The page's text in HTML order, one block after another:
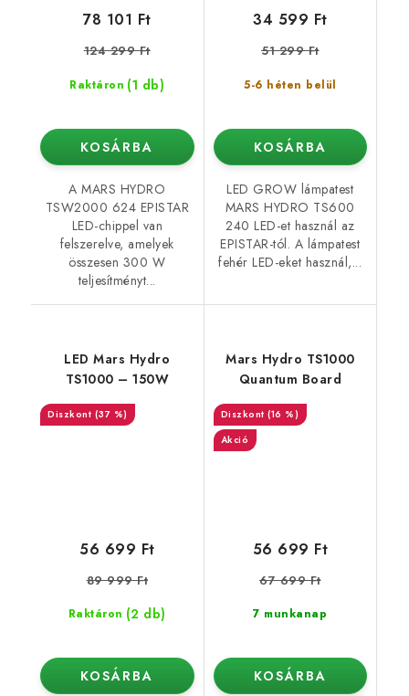
Raktáron (1 db)
78 101 Ft
124 299 Ft
KOSÁRBA
A MARS HYDRO
TSW2000 624 EPISTAR
LED-chippel van
felszerelve, amelyek
összesen 300 W
teljesítményt...
5-6 héten belül
34 599 Ft
51 299 Ft
KOSÁRBA
LED GROW lámpatest
MARS HYDRO TS600
240 LED-et használ az
EPISTAR-tól. A lámpatest
fehér LED-eket használ,...
LED Mars Hydro
TS1000 – 150W
(37 %)
Raktáron (2 db)
56 699 Ft
89 999 Ft
KOSÁRBA
Mars Hydro TS1000
Quantum Board
(16 %)
Akció
7 munkanap
56 699 Ft
67 699 Ft
KOSÁRBA